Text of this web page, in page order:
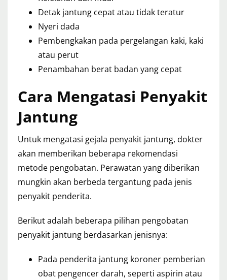
Detak jantung cepat atau tidak teratur
Nyeri dada
Pembengkakan pada pergelangan kaki, kaki
atau perut
Penambahan berat badan yang cepat
Cara Mengatasi Penyakit
Jantung
Untuk mengatasi gejala penyakit jantung, dokter
akan memberikan beberapa rekomendasi
metode pengobatan. Perawatan yang diberikan
mungkin akan berbeda tergantung pada jenis
penyakit penderita.
Berikut adalah beberapa pilihan pengobatan
penyakit jantung berdasarkan jenisnya:
Pada penderita jantung koroner pemberian
obat pengencer darah, seperti aspirin atau